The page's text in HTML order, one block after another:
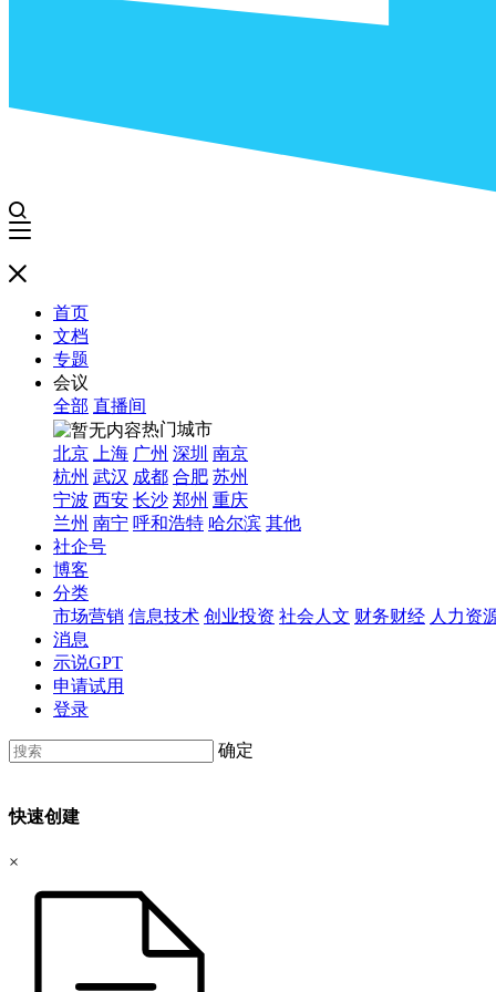
首页
文档
专题
会议
全部 直播间
热门城市
北京
上海 广州 深圳 南京
杭州 武汉 成都 合肥 苏州
宁波 西安 长沙 郑州 重庆
兰州 南宁 呼和浩特 哈尔滨 其他
社企号
博客
分类
市场营销 信息技术 创业投资 社会人文 财务财经 人力资
消息
示说GPT
申请试用
登录
确定
快速创建
×